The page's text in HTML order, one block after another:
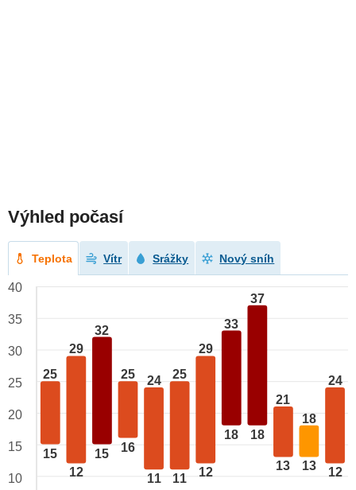
Výhled počasí
Teplota Vítr Srážky Nový sníh
25
15
29
12
32
15
25
16
24
11
25
11
29
12
33
18
37
18
21
13
18
13
24
12
40
35
30
25
20
15
10